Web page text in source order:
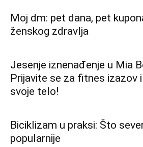
Moj dm: pet dana, pet
ženskog zdravlja